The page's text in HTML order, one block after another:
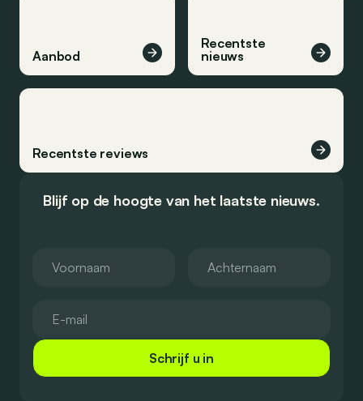
Aanbod
Recentste
nieuws
Recentste reviews
Blijf op de hoogte van het laatste nieuws.
Schrijf u in